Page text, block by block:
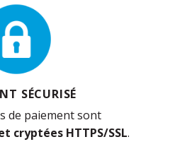
SÉCURISÉ
de paiement sont
cryptées HTTPS/SSL.